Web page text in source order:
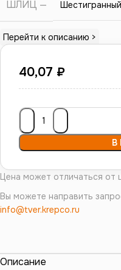
40,07 ₽
В
Цена может отличаться от
Вы можете направить
info@tver.krepco.ru
ШЛИЦ Шестигранный
Перейти к описанию >
Описание